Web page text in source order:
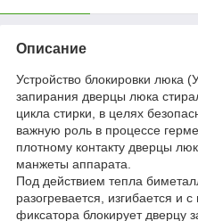
Описание
Устройство блокировки люка
запирания дверцы люка
цикла стирки, в целях
важную роль в процессе
плотному контакту дверцы
манжеты аппарата.
Под действием тепла
разогревается, изгибается и
фиксатора блокирует дверцу